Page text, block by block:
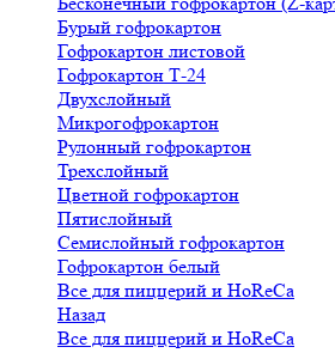
Бурый гофрокартон
Гофрокартон листовой
Гофрокартон Т-24
Двухслойный
Микрогофрокартон
Рулонный гофрокартон
Трехслойный
Цветной гофрокартон
Пятислойный
Семислойный гофрокартон
Гофрокартон белый
Все для пиццерий и HoReCa
Назад
Все для пиццерий и HoReCa